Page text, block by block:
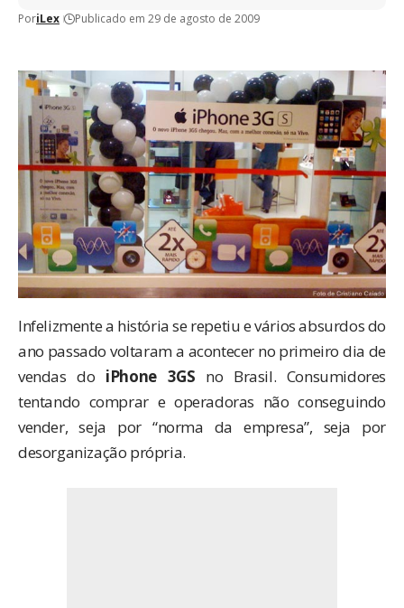
PoriLex Publicado em 29 de agosto de 2009
Infelizmente a história se repetiu e vários absurdos do
ano passado voltaram a acontecer no primeiro dia de
vendas do iPhone 3GS no Brasil. Consumidores
tentando comprar e operadoras não conseguindo
vender, seja por “norma da empresa”, seja por
desorganização própria.